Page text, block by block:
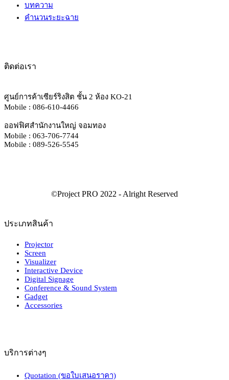
บทความ
คำนวนระยะฉาย
ติดต่อเรา
ศูนย์การค้าเซียร์ริงสิต ชั้น 2 ห้อง KO-21
Mobile : 086-610-4466
ออฟฟิศสำนักงานใหญ่ จอมทอง
Mobile : 063-706-7744
Mobile : 089-526-5545
ประเภทสินค้า
Projector
Screen
Visualizer
Interactive Device
Digital Signage
Conference & Sound System
Gadget
Accessories
บริการต่างๆ
Quotation (ขอใบเสนอราคา)